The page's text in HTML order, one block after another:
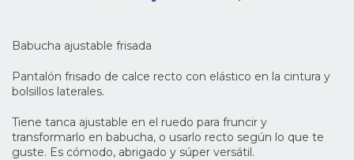
Babucha ajustable frisada
Pantalón frisado de calce recto con elástico en la cintura y
bolsillos laterales.
Tiene tanca ajustable en el ruedo para fruncir y
transformarlo en babucha, o usarlo recto según lo que te
guste. Es cómodo, abrigado y súper versátil.